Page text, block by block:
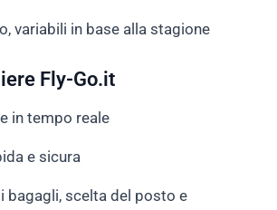
variabili in base alla stagione
Fly-Go.it
in tempo reale
e sicura
bagagli, scelta del posto e